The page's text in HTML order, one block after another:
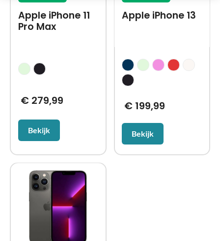
Apple iPhone 11
Pro Max
€279,99
Bekijk
Apple iPhone 13
€ 199,99
Bekijk